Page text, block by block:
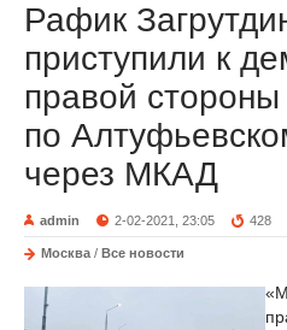
Рафик
приступили к
правой
по
через МКАД
admin 2-02-2021, 23:05 428
Москва / Все новости